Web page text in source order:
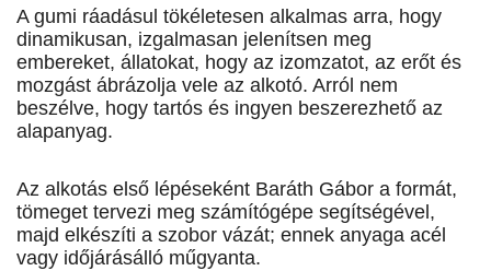
A gumi ráadásul tökéletesen alkalmas arra, hogy
dinamikusan, izgalmasan jelenítsen meg
embereket, állatokat, hogy az izomzatot, az erőt és
mozgást ábrázolja vele az alkotó. Arról nem
beszélve, hogy tartós és ingyen beszerezhető az
alapanyag.
Az alkotás első lépéseként Baráth Gábor a formát,
tömeget tervezi meg számítógépe segítségével,
majd elkészíti a szobor vázát; ennek anyaga acél
vagy időjárásálló műgyanta.